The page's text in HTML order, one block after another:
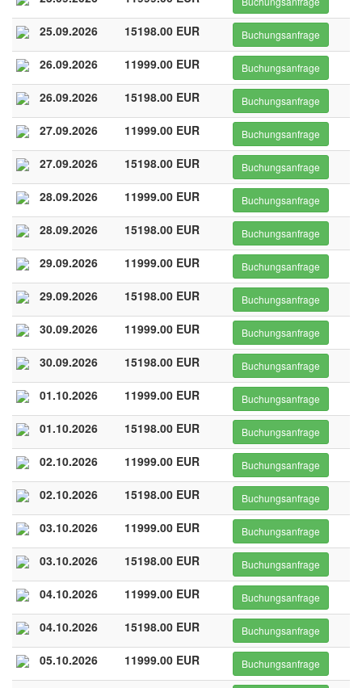
25.09.2026 15198.00 EUR Buchungsanfrage
26.09.2026 11999.00 EUR Buchungsanfrage
26.09.2026 15198.00 EUR Buchungsanfrage
27.09.2026 11999.00 EUR Buchungsanfrage
27.09.2026 15198.00 EUR Buchungsanfrage
28.09.2026 11999.00 EUR Buchungsanfrage
28.09.2026 15198.00 EUR Buchungsanfrage
29.09.2026 11999.00 EUR Buchungsanfrage
29.09.2026 15198.00 EUR Buchungsanfrage
30.09.2026 11999.00 EUR Buchungsanfrage
30.09.2026 15198.00 EUR Buchungsanfrage
01.10.2026 11999.00 EUR Buchungsanfrage
01.10.2026 15198.00 EUR Buchungsanfrage
02.10.2026 11999.00 EUR Buchungsanfrage
02.10.2026 15198.00 EUR Buchungsanfrage
03.10.2026 11999.00 EUR Buchungsanfrage
03.10.2026 15198.00 EUR Buchungsanfrage
04.10.2026 11999.00 EUR Buchungsanfrage
04.10.2026 15198.00 EUR Buchungsanfrage
05.10.2026 11999.00 EUR Buchungsanfrage